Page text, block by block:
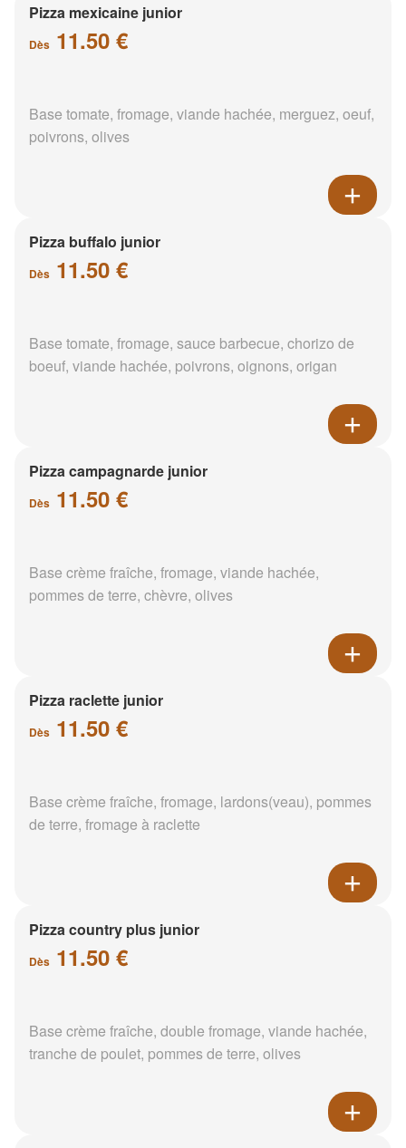
Pizza mexicaine junior
Dès 11.50 €
Base tomate, fromage, viande hachée, merguez, oeuf,
poivrons, olives
Pizza buffalo junior
Dès 11.50 €
Base tomate, fromage, sauce barbecue, chorizo de
boeuf, viande hachée, poivrons, oignons, origan
Pizza campagnarde junior
Dès 11.50 €
Base crème fraîche, fromage, viande hachée,
pommes de terre, chèvre, olives
Pizza raclette junior
Dès 11.50 €
Base crème fraîche, fromage, lardons(veau), pommes
de terre, fromage à raclette
Pizza country plus junior
Dès 11.50 €
Base crème fraîche, double fromage, viande hachée,
tranche de poulet, pommes de terre, olives